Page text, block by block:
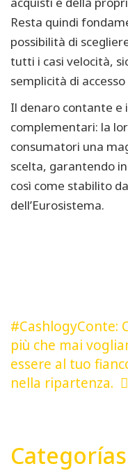
Resta quindi
possibilità di
tutti i casi velocità,
semplicità di
Il denaro contante e
complementari: la
consumatori una
scelta, garantendo
così come stabilito
dell’Eurosistema.
Navigazione
articoli
#CashlogyConte:
più che mai
essere al tuo
nella ripartenza.
Categorías